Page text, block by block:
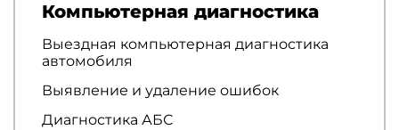
Компьютерная диагностика
Выездная компьютерная диагностика
автомобиля
Выявление и удаление ошибок
Диагностика АБС